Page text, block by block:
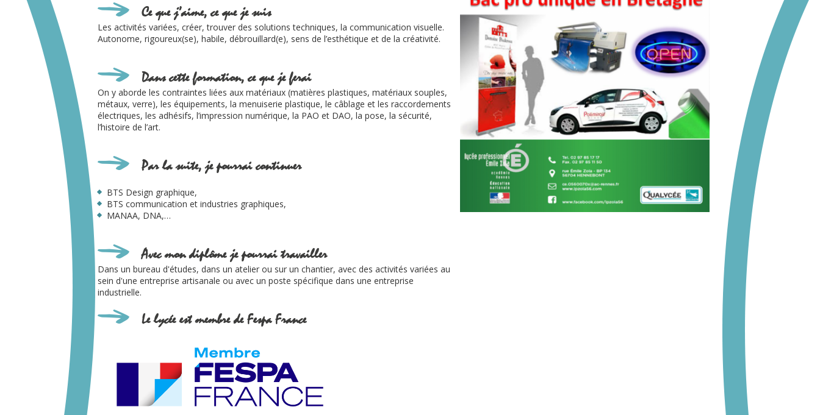
Ce que j’aime, ce que je suis
Les activités variées, créer, trouver des solutions techniques, la communication visuelle.
Autonome, rigoureux(se), habile, débrouillard(e), sens de l’esthétique et de la créativité.
Dans cette formation, ce que je ferai
On y aborde les contraintes liées aux matériaux (matières plastiques, matériaux souples,
métaux, verre), les équipements, la menuiserie plastique, le câblage et les raccordements
électriques, les adhésifs, l’impression numérique, la PAO et DAO, la pose, la sécurité,
l’histoire de l’art.
Par la suite, je pourrai continuer
BTS Design graphique,
BTS communication et industries graphiques,
MANAA, DNA,…
Avec mon diplôme je pourrai travailler
Dans un bureau d'études, dans un atelier ou sur un chantier, avec des activités variées au
sein d'une entreprise artisanale ou avec un poste spécifique dans une entreprise
industrielle.
Le lycée est membre de Fespa France